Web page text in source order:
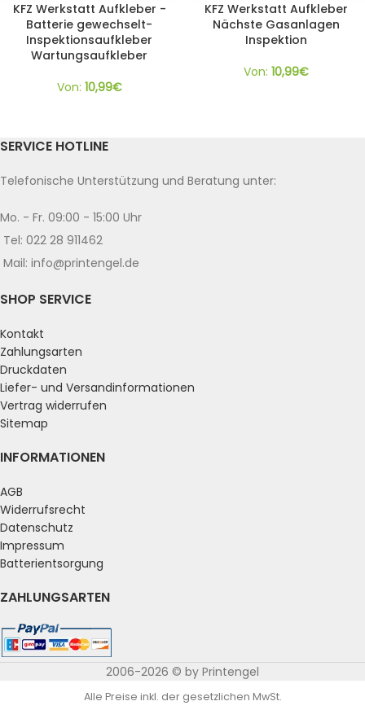
KFZ Werkstatt Aufkleber -
Batterie gewechselt-
Inspektionsaufkleber
Wartungsaufkleber
Von: 10,99€
KFZ Werkstatt Aufkleber
Nächste Gasanlagen
Inspektion
Von: 10,99€
SERVICE HOTLINE
Telefonische Unterstützung und Beratung unter:
Mo. - Fr. 09:00 - 15:00 Uhr
Tel: 022 28 911462
Mail: info@printengel.de
SHOP SERVICE
Kontakt
Zahlungsarten
Druckdaten
Liefer- und Versandinformationen
Vertrag widerrufen
Sitemap
INFORMATIONEN
AGB
Widerrufsrecht
Datenschutz
Impressum
Batterientsorgung
ZAHLUNGSARTEN
2006-2026 © by Printengel
Alle Preise inkl. der gesetzlichen MwSt.